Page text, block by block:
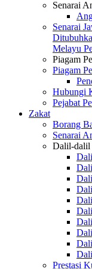
Senarai
Senarai
Melayu
Piagam
Piagam
Hubungi
Pejabat
Zakat
Borang
Senarai
Dalil-dalil
Prestasi